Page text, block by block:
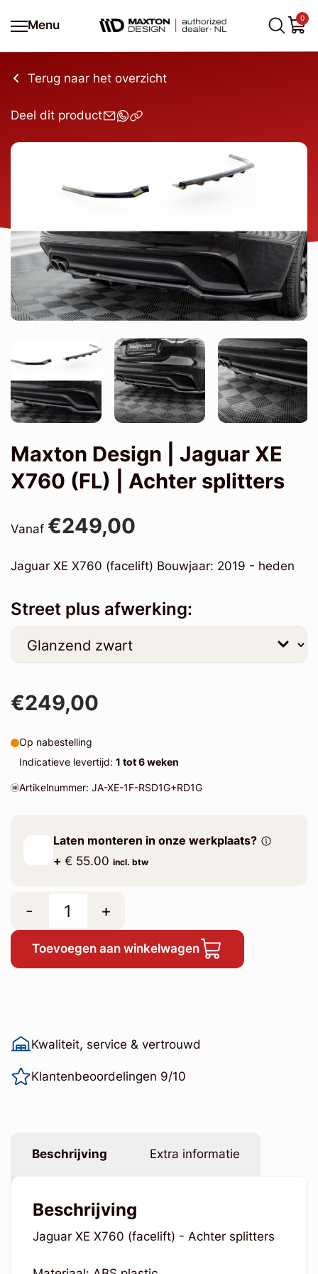
Menu
0
Terug naar het overzicht
Deel dit product
Maxton Design | Jaguar XE
X760 (FL) | Achter splitters
Vanaf €249,00
Jaguar XE X760 (facelift) Bouwjaar: 2019 - heden
Street plus afwerking:
€249,00
Op nabestelling
Indicatieve levertijd: 1 tot 6 weken
Artikelnummer: JA-XE-1F-RSD1G+RD1G
Laten monteren in onze werkplaats?
+ € 55.00 incl. btw
- +
Toevoegen aan winkelwagen
Kwaliteit, service & vertrouwd
Klantenbeoordelingen 9/10
Beschrijving Extra informatie
Beschrijving
Jaguar XE X760 (facelift) - Achter splitters